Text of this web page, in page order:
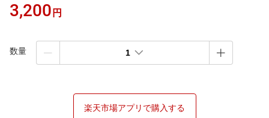
3,200 円
数量 1
楽天市場アプリで購入する